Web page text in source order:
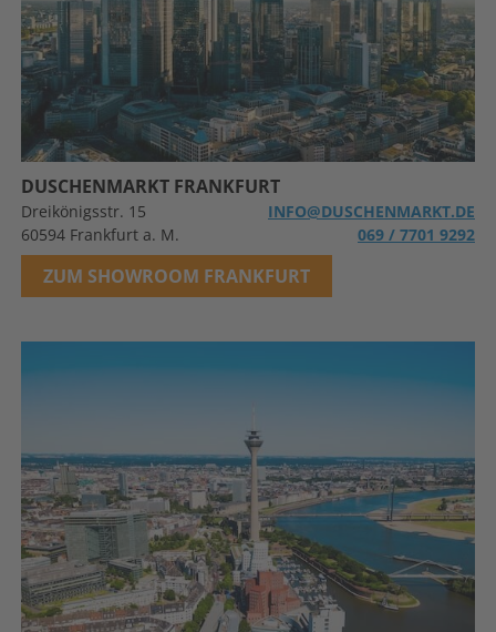
DUSCHENMARKT FRANKFURT
Dreikönigsstr. 15
60594 Frankfurt a. M.
INFO@DUSCHENMARKT.DE
069 / 7701 9292
ZUM SHOWROOM FRANKFURT